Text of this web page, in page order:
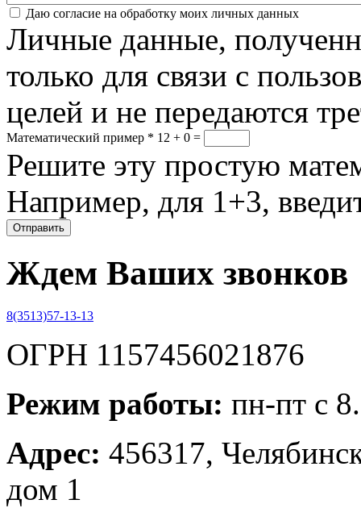
Соглашение*
Даю согласие на обработку моих личных данных
Личные данные,
только для связи с
целей и не передаются
Математический пример * 12 + 0 =
Решите эту простую
Например, для 1+3,
Ждем Ваших звонков
8(3513)57-13-13
ОГРН 1157456021876
Режим работы: пн-пт с
Адрес: 456317,
дом 1